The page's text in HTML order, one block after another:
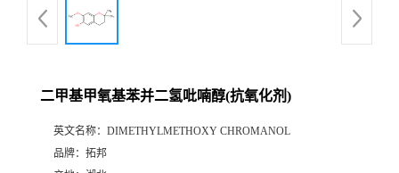
二甲基甲氧基苯并二氢吡喃醇(抗氧化剂)
英文名称： DIMETHYLMETHOXY CHROMANOL
品牌： 拓邦